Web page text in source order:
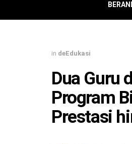
in deEdukasi
Dua Guru
Program
Prestasi